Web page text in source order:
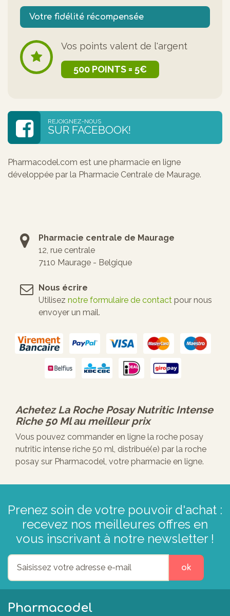
Votre fidélité récompensée
Vos points valent de l'argent
500 POINTS = 5€
REJOIGNEZ-NOUS
SUR FACEBOOK!
Pharmacodel.com est une pharmacie en ligne
développée par la Pharmacie Centrale de Maurage.
Pharmacie centrale de Maurage
12, rue centrale
7110 Maurage - Belgique
Nous écrire
Utilisez notre formulaire de contact pour nous
envoyer un mail.
AchetezLa Roche Posay Nutritic Intense
Riche 50 Mlau meilleur prix
Vous pouvez commander en ligne la roche posay
nutritic intense riche 50 ml, distribué(e) par la roche
posay sur Pharmacodel, votre pharmacie en ligne.
Prenez soin de votre pouvoir d'achat :
recevez nos meilleures offres en
vous inscrivant à notre newsletter !
ok
Pharmacodel